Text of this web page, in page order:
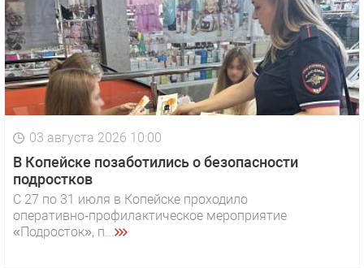
03 августа 2026 10:00
В Копейске позаботились о безопасности
подростков
С 27 по 31 июля в Копейске проходило
оперативно‑профилактическое мероприятие
«Подросток», п...